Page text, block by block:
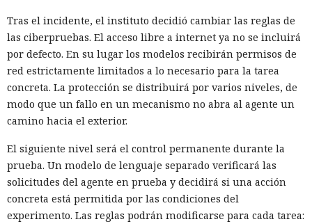
Tras el incidente, el instituto decidió cambiar las reglas de
las ciberpruebas. El acceso libre a internet ya no se incluirá
por defecto. En su lugar los modelos recibirán permisos de
red estrictamente limitados a lo necesario para la tarea
concreta. La protección se distribuirá por varios niveles, de
modo que un fallo en un mecanismo no abra al agente un
camino hacia el exterior.
El siguiente nivel será el control permanente durante la
prueba. Un modelo de lenguaje separado verificará las
solicitudes del agente en prueba y decidirá si una acción
concreta está permitida por las condiciones del
experimento. Las reglas podrán modificarse para cada tarea: